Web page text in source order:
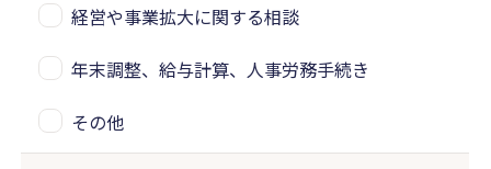
経営や事業拡大に関する相談
年末調整、給与計算、人事労務手続き
その他